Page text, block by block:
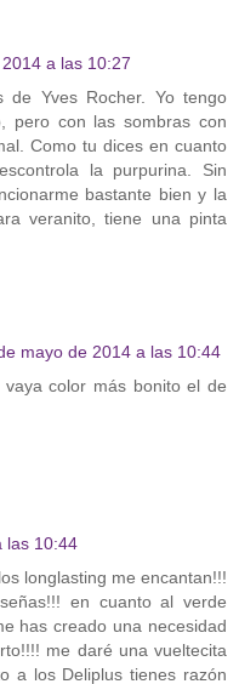
a las 10:27
de Yves Rocher. Yo tengo
pero con las sombras con
Como tu dices en cuanto
la purpurina. Sin
bastante bien y la
veranito, tiene una pinta
mayo de 2014 a las 10:44
color más bonito el de
las 10:44
longlasting me encantan!!!
en cuanto al verde
has creado una necesidad
me daré una vueltecita
a los Deliplus tienes razón